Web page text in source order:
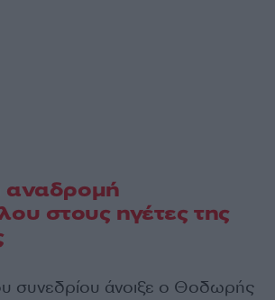
αναδρομή
στους ηγέτες της
συνεδρίου άνοιξε ο Θοδωρής